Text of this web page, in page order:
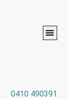
0410 490391